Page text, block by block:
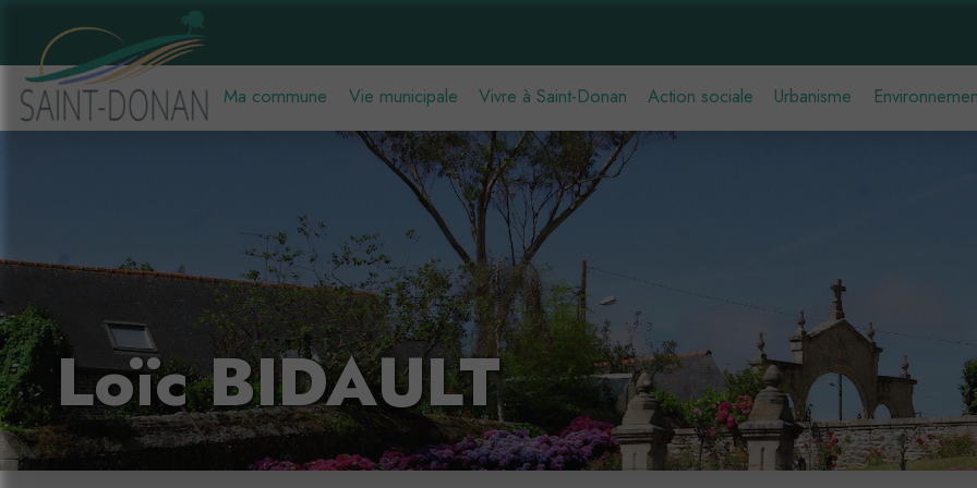
Ma commune Vie municipale Vivre à Saint-Donan Action sociale Urbanisme
Loïc BIDAULT